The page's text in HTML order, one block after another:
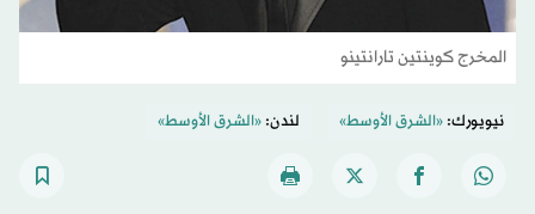
المخرج كوينتين تارانتينو
نيويورك:«الشرق الأوسط» لندن:«الشرق الأوسط»